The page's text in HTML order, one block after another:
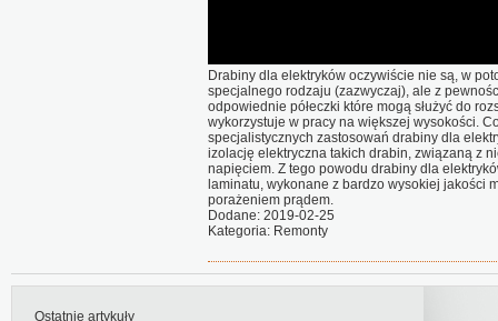
Drabiny dla elektryków oczywiście nie są, w
specjalnego rodzaju (zazwyczaj), ale z
odpowiednie półeczki które mogą służyć do
wykorzystuje w pracy na większej wysokości.
specjalistycznych zastosowań drabiny dla
izolację elektryczna takich drabin, związaną z
napięciem. Z tego powodu drabiny dla
laminatu, wykonane z bardzo wysokiej jakości
porażeniem prądem.
Dodane: 2019-02-25
Kategoria: Remonty
Ostatnie artykuły